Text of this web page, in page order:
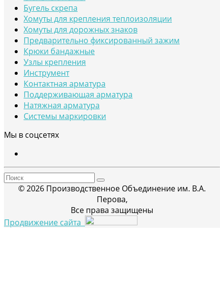
Бугель скрепа
Хомуты для крепления теплоизоляции
Хомуты для дорожных знаков
Предварительно фиксированный зажим
Крюки бандажные
Узлы крепления
Инструмент
Контактная арматура
Поддерживающая арматура
Натяжная арматура
Системы маркировки
Мы в соцсетях
© 2026 Производственное Объединение им. В.А.
Перова,
Все права защищены
Продвижение сайта